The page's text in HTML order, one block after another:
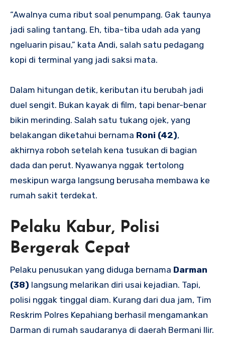
“Awalnya cuma ribut soal penumpang. Gak taunya
jadi saling tantang. Eh, tiba-tiba udah ada yang
ngeluarin pisau,” kata Andi, salah satu pedagang
kopi di terminal yang jadi saksi mata.
Dalam hitungan detik, keributan itu berubah jadi
duel sengit. Bukan kayak di film, tapi benar-benar
bikin merinding. Salah satu tukang ojek, yang
belakangan diketahui bernama Roni (42),
akhirnya roboh setelah kena tusukan di bagian
dada dan perut. Nyawanya nggak tertolong
meskipun warga langsung berusaha membawa ke
rumah sakit terdekat.
Pelaku Kabur, Polisi
Bergerak Cepat
Pelaku penusukan yang diduga bernama Darman
(38) langsung melarikan diri usai kejadian. Tapi,
polisi nggak tinggal diam. Kurang dari dua jam, Tim
Reskrim Polres Kepahiang berhasil mengamankan
Darman di rumah saudaranya di daerah Bermani Ilir.